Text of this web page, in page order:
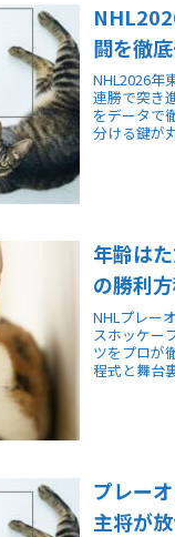
闘を徹
NHL2026年
連勝で突き
をデータで
分ける鍵が
年齢は
の勝利
NHLプレー
スホッケー
ツをプロが
程式と舞台
プレー
主将が